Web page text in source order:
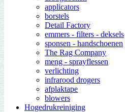
applicators
borstels
Detail Factory
emmers - filters - deksels
sponsen - handschoenen
The Rag Company
meng - sprayflessen
verlichting
infrarood drogers
afplaktape
blowers
Hogedrukreiniging